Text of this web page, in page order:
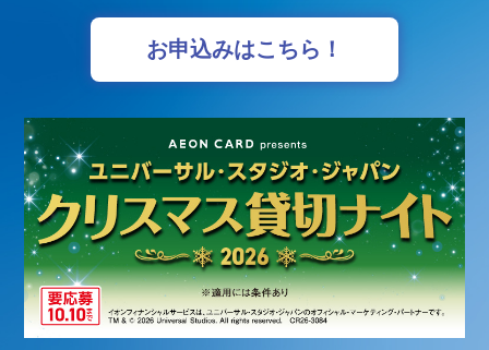
お申込みはこちら！